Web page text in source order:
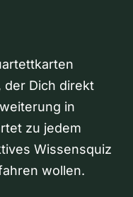
der Dich direkt
in
zu jedem
Wissensquiz
wollen.